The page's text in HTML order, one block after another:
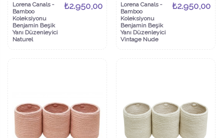
Lorena Canals -
Bamboo
Koleksiyonu
Benjamin Beşik
Yanı Düzenleyici
Naturel
₺2.950,00
Lorena Canals -
Bamboo
Koleksiyonu
Benjamin Beşik
Yanı Düzenleyici
Vintage Nude
₺2.950,00